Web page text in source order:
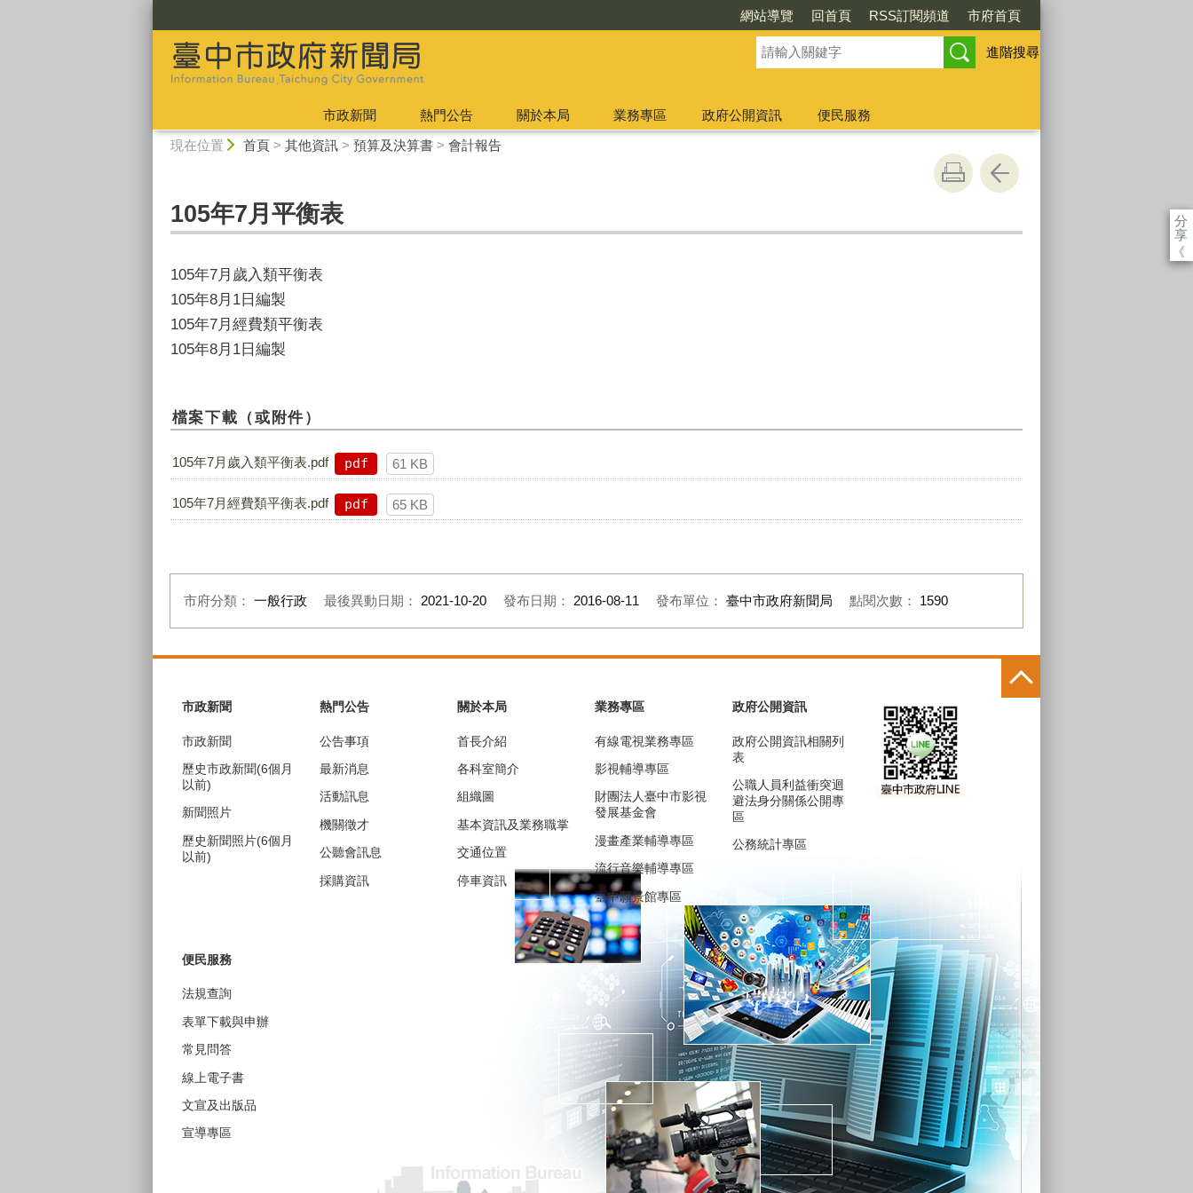
網站導覽 回首頁 RSS訂閱頻道 市府首頁
進階搜尋
市政新聞 熱門公告 關於本局 業務專區 政府公開資訊
便民服務
現在位置 首頁> 其他資訊> 預算及決算書> 會計報告
分
享
《
105年7月平衡表
105年7月歲入類平衡表
105年8月1日編製
105年7月經費類平衡表
105年8月1日編製
檔案下載（或附件）
105年7月歲入類平衡表.pdf pdf 61 KB
105年7月經費類平衡表.pdf pdf 65 KB
市府分類： 一般行政 最後異動日期： 2021-10-20 發布日期： 2016-08-11 發布單位： 臺中市政府新聞局 點閱次數： 1590
市政新聞
市政新聞
歷史市政新聞(6個月
以前)
新聞照片
歷史新聞照片(6個月
以前)
熱門公告
公告事項
最新消息
活動訊息
機關徵才
公聽會訊息
採購資訊
關於本局
首長介紹
各科室簡介
組織圖
基本資訊及業務職掌
交通位置
停車資訊
業務專區
有線電視業務專區
影視輔導專區
財團法人臺中市影視
發展基金會
漫畫產業輔導專區
流行音樂輔導專區
臺中願景館專區
政府公開資訊
政府公開資訊相關列
表
公職人員利益衝突迴
避法身分關係公開專
區
公務統計專區
便民服務
法規查詢
表單下載與申辦
常見問答
線上電子書
文宣及出版品
宣導專區